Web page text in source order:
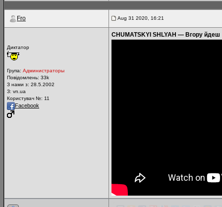
Fro Aug 31 2020, 16:21
Диктатор
Група: Администраторы
Повідомлень: 33k
З нами з: 28.5.2002
З: vn.ua
Користувач №: 11
Facebook
CHUMATSKYI SHLYAH — Вгору йдеш